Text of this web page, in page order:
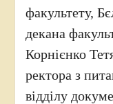
факультету,
декана
Корнієнко
ректора з
відділу